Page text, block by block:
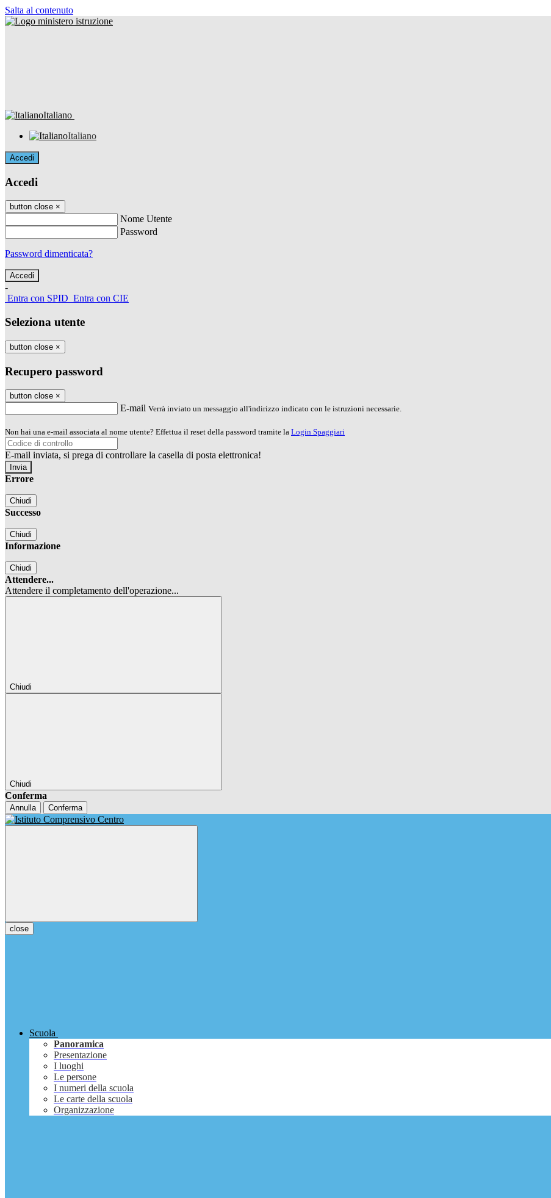
Salta al contenuto
Italiano
Italiano
Accedi
Accedi
button close ×
Nome Utente
Password
Password dimenticata?
-
Entra con SPID Entra con CIE
Seleziona utente
button close ×
Recupero password
button close ×
E-mail Verrà inviato un messaggio all'indirizzo indicato con le istruzioni necessarie.
Non hai una e-mail associata al nome utente? Effettua il reset della password tramite la Login Spaggiari
E-mail inviata, si prega di controllare la casella di posta elettronica!
Errore
Chiudi
Successo
Chiudi
Informazione
Chiudi
Attendere...
Attendere il completamento dell'operazione...
Chiudi
Chiudi
Conferma
Annulla Conferma
close
Scuola
Panoramica
Presentazione
I luoghi
Le persone
I numeri della scuola
Le carte della scuola
Organizzazione